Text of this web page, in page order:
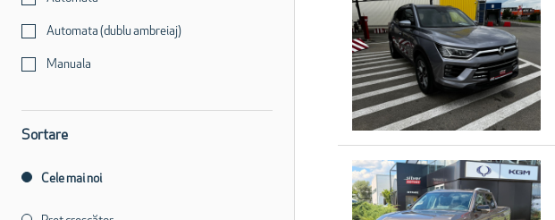
Automata (dublu ambreiaj)
Manuala
Sortare
Cele mai noi